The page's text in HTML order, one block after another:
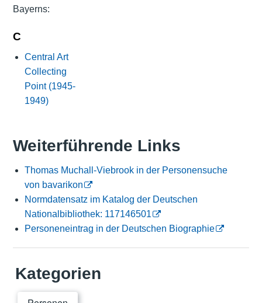
Bayerns:
C
Central Art
Collecting
Point (1945-
1949)
Weiterführende Links
Thomas Muchall-Viebrook in der Personensuche
von bavarikon
Normdatensatz im Katalog der Deutschen
Nationalbibliothek: 117146501
Personeneintrag in der Deutschen Biographie
Kategorien